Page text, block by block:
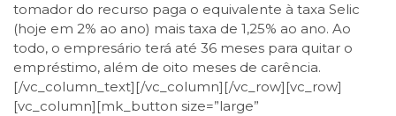
tomador do recurso paga o equivalente à taxa Selic
(hoje em 2% ao ano) mais taxa de 1,25% ao ano. Ao
todo, o empresário terá até 36 meses para quitar o
empréstimo, além de oito meses de carência.
[/vc_column_text][/vc_column][/vc_row][vc_row]
[vc_column][mk_button size=”large”